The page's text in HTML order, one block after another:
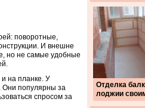
Отделка
лоджии
поворотные,
И внешне
но не самые удобные
на планке. У
Они популярны за
спросом за